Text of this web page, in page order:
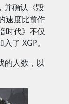
并确认《毁
速度比前作
时代》不仅
了 XGP。
的人数，以